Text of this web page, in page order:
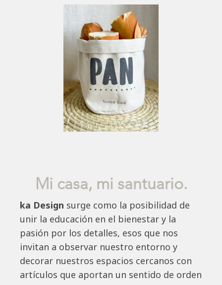
Mi casa, mi santuario.
ka Design surge como la posibilidad de
unir la educación en el bienestar y la
pasión por los detalles, esos que nos
invitan a observar nuestro entorno y
decorar nuestros espacios cercanos con
artículos que aportan un sentido de orden